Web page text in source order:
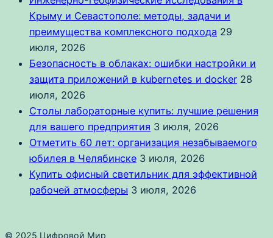
Крыму и Севастополе: методы, задачи и
преимущества комплексного подхода 29
июля, 2026
Безопасность в облаках: ошибки настройки и
защита приложений в kubernetes и docker 28
июля, 2026
Столы лабораторные купить: лучшие решения
для вашего предприятия 3 июля, 2026
Отметить 60 лет: организация незабываемого
юбилея в Челябинске 3 июля, 2026
Купить офисный светильник для эффективной
рабочей атмосферы 3 июля, 2026
© 2025 Цифровой Мир